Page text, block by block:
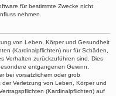
für bestimmte Zwecke nicht
nehmen.
von Leben, Körper und Gesundheit
(Kardinalpflichten) nur für Schäden,
Verhalten zurückzuführen sind. Dies
entgangenen Gewinn.
bei vorsätzlichem oder grob
Verletzung von Leben, Körper und
(Kardinalpflichten) auf